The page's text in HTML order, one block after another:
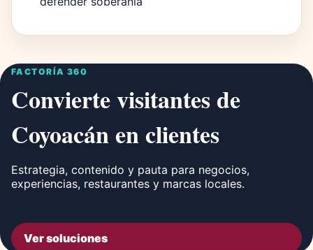
FACTORÍA 360
Convierte visitantes de
Coyoacán en clientes
Estrategia, contenido y pauta para negocios,
experiencias, restaurantes y marcas locales.
Ver soluciones